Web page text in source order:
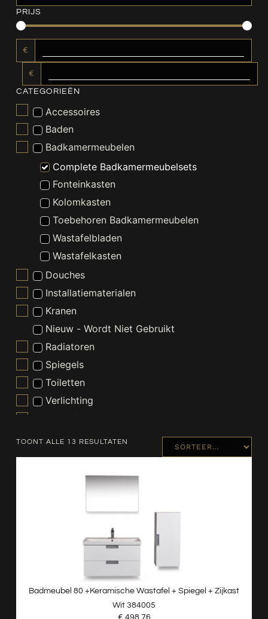
PRIJS
€
€
CATEGORIEËN
Accessoires
Baden
Badkamermeubelen
Complete Badkamermeubelsets
Fonteinkasten
Kolomkasten
Toebehoren Badkamermeubelen
Wastafelbladen
Wastafelkasten
Douches
Installatiematerialen
Kranen
Nieuw - Wordt Niet Gebruikt
Radiatoren
Spiegels
Toiletten
Verlichting
Wastafels
Waterontharder
TOONT ALLE 13 RESULTATEN
Badmeubel 80 +keramische Wastafel + Spiegel + Zijkast
Wit 384005
€ 498,76